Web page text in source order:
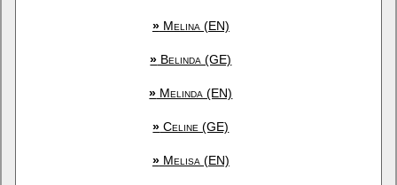
»Melina (EN)
» Belinda (GE)
» Melinda (EN)
» Celine (GE)
»Melisa (EN)